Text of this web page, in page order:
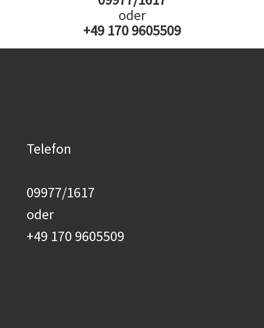
oder
+49 170 9605509
Telefon
09977/1617
oder
+49 170 9605509